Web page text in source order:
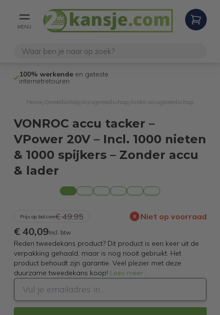
MENU
100% werkende en geteste
internetretouren
Home Gereedschap Accugereedschap Ander accugereedschap
VONROC accu tacker –
VPower 20V – Incl. 1000 nieten
& 1000 spijkers – Zonder accu
& lader
Prijs op bol.com€ 49,95 Niet op voorraad
€ 40,09Incl. btw
Reden tweedekans product? Dit product is een keer uit de
verpakking gehaald, maar is nog nooit gebruikt. Het
product behoudt zijn garantie. Veel plezier met deze
duurzame tweedekans koop! Lees meer...